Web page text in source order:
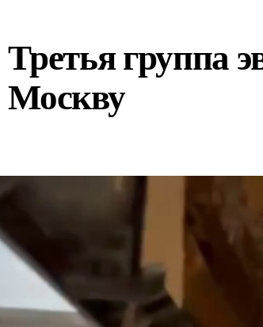
Третья группа
Москву